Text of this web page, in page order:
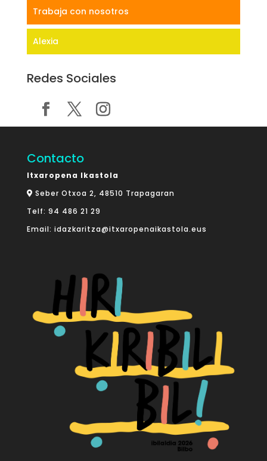
Trabaja con nosotros
Alexia
Redes Sociales
Contacto
Itxaropena Ikastola
Seber Otxoa 2, 48510 Trapagaran
Telf: 94 486 21 29
Email: idazkaritza@itxaropenaikastola.eus